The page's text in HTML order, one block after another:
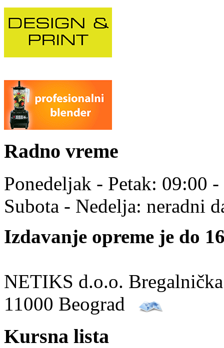
Radno vreme
Ponedeljak - Petak: 09:00
Subota - Nedelja: neradni
Izdavanje opreme je do
NETIKS d.o.o.
11000 Beograd
Kursna lista